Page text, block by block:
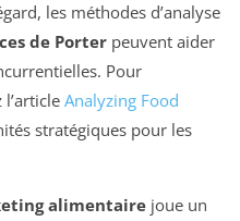
les méthodes d’analyse
de Porter peuvent aider
Pour
Analyzing Food
stratégiques pour les
alimentaire joue un